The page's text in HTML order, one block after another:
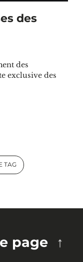
des
des
exclusive des
TAG
page